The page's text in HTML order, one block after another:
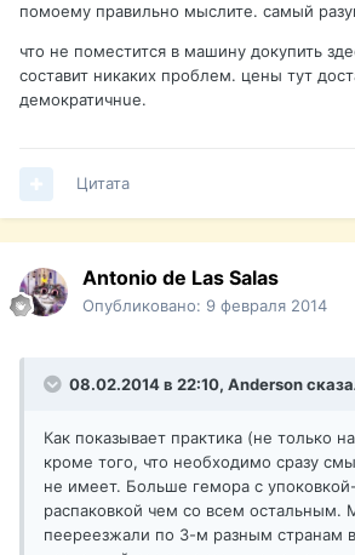
помоему правильно мыслитe. самый
что не поместится в машину докупить
составит никаких проблем. цены тут
демократичнue.
Цитата
Antonio de Las Salas
Опубликовано: 9 февраля 2014
08.02.2014 в 22:10, Anderson
Как показывает практика (не только
кроме того, что необходимо сразу
не имеет. Больше гемора с
распаковкой чем со всем остальным.
пеереезжали по 3-м разным странам